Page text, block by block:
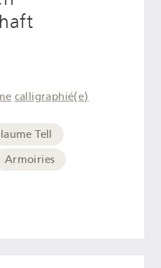
calligraphié(e)
Tell
Armoiries